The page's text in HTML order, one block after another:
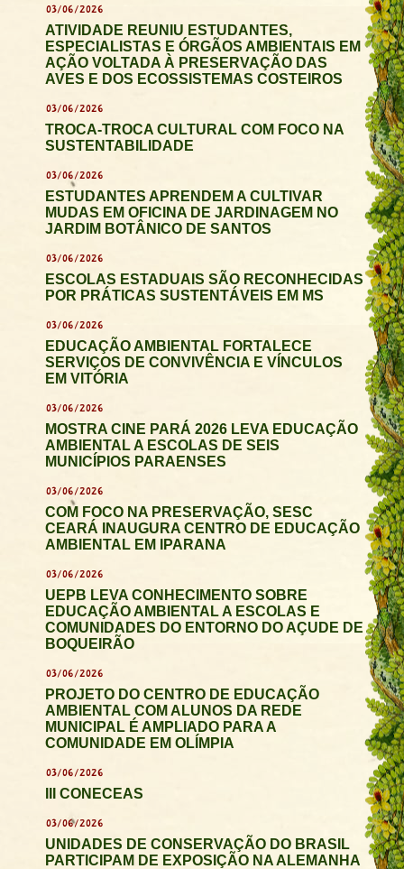
03/06/2026
ATIVIDADE REUNIU ESTUDANTES,
ESPECIALISTAS E ÓRGÃOS AMBIENTAIS EM
AÇÃO VOLTADA À PRESERVAÇÃO DAS
AVES E DOS ECOSSISTEMAS COSTEIROS
03/06/2026
TROCA-TROCA CULTURAL COM FOCO NA
SUSTENTABILIDADE
03/06/2026
ESTUDANTES APRENDEM A CULTIVAR
MUDAS EM OFICINA DE JARDINAGEM NO
JARDIM BOTÂNICO DE SANTOS
03/06/2026
ESCOLAS ESTADUAIS SÃO RECONHECIDAS
POR PRÁTICAS SUSTENTÁVEIS EM MS
03/06/2026
EDUCAÇÃO AMBIENTAL FORTALECE
SERVIÇOS DE CONVIVÊNCIA E VÍNCULOS
EM VITÓRIA
03/06/2026
MOSTRA CINE PARÁ 2026 LEVA EDUCAÇÃO
AMBIENTAL A ESCOLAS DE SEIS
MUNICÍPIOS PARAENSES
03/06/2026
COM FOCO NA PRESERVAÇÃO, SESC
CEARÁ INAUGURA CENTRO DE EDUCAÇÃO
AMBIENTAL EM IPARANA
03/06/2026
UEPB LEVA CONHECIMENTO SOBRE
EDUCAÇÃO AMBIENTAL A ESCOLAS E
COMUNIDADES DO ENTORNO DO AÇUDE DE
BOQUEIRÃO
03/06/2026
PROJETO DO CENTRO DE EDUCAÇÃO
AMBIENTAL COM ALUNOS DA REDE
MUNICIPAL É AMPLIADO PARA A
COMUNIDADE EM OLÍMPIA
03/06/2026
III CONECEAS
03/06/2026
UNIDADES DE CONSERVAÇÃO DO BRASIL
PARTICIPAM DE EXPOSIÇÃO NA ALEMANHA